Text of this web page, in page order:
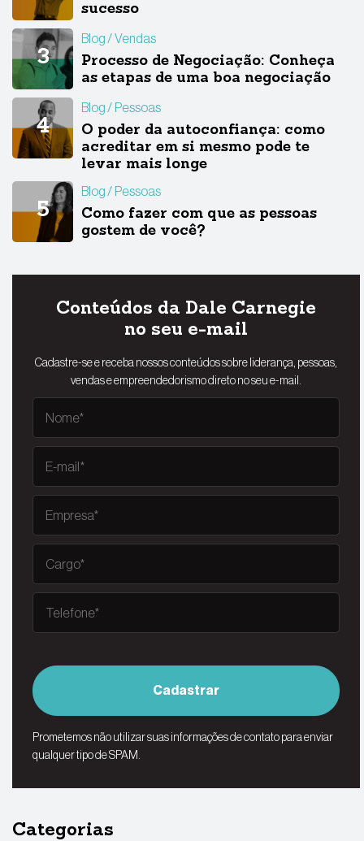
sucesso
Blog Vendas
Processo de Negociação: Conheça
as etapas de uma boa negociação
Blog Pessoas
O poder da autoconfiança: como
acreditar em si mesmo pode te
levar mais longe
Blog Pessoas
Como fazer com que as pessoas
gostem de você?
Conteúdos da Dale Carnegie
no seu e-mail
Cadastre-se e receba nossos conteúdos sobre liderança, pessoas,
vendas e empreendedorismo direto no seu e-mail.
Cadastrar
Prometemos não utilizar suas informações de contato para enviar
qualquer tipo de SPAM.
Categorias